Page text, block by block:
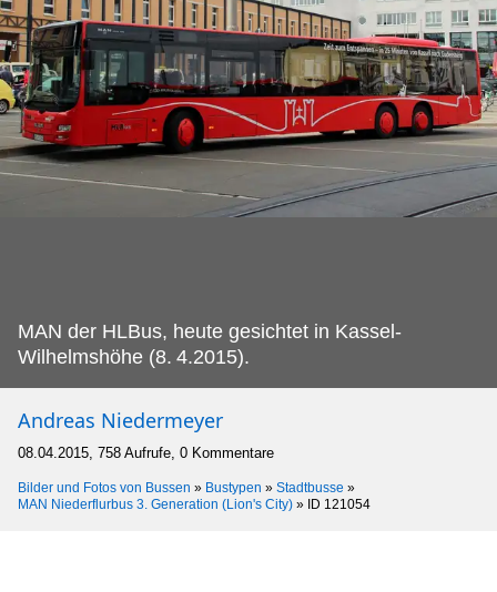
MAN der HLBus, heute gesichtet in Kassel-
Wilhelmshöhe (8. 4.2015).
Andreas Niedermeyer
08.04.2015, 758 Aufrufe, 0 Kommentare
Bilder und Fotos von Bussen » Bustypen » Stadtbusse »
MAN Niederflurbus 3. Generation (Lion's City) » ID 121054